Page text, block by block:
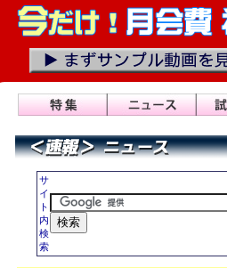
サ
イ
ト
内
検
索